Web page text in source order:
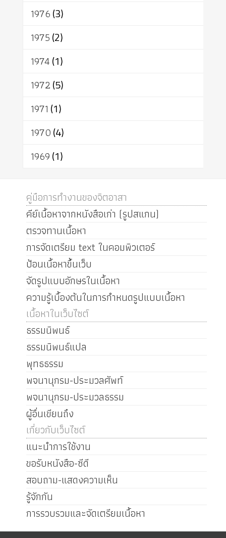
1976(3)
1975(2)
1974(1)
1972(5)
1971 (1)
1970(4)
1969(1)
คู่มือการทำงานของจิตอาสา
คีย์เนื้อหาจากหนังสือเก่า (รูปสแกน)
ตรวจทานเนื้อหา
การจัดเตรียม text ในคอมพิวเตอร์
ป้อนเนื้อหาขึ้นเว็บ
จัดรูปแบบอักษรในเนื้อหา
ความรู้เบื้องต้นในการกำหนดรูปแบบเนื้อหา
เนื้อหาในเว็บไซต์
ธรรมนิพนธ์
ธรรมนิพนธ์แปล
พุทธธรรม
พจนานุกรม-ประมวลศัพท์
พจนานุกรม-ประมวลธรรม
ผู้อื่นเขียนถึง
เกี่ยวกับเว็บไซต์
แนะนำการใช้งาน
ขอรับหนังสือ-ซีดี
สอบถาม-แสดงความเห็น
รู้จักกัน
การรวบรวมและจัดเตรียมเนื้อหา